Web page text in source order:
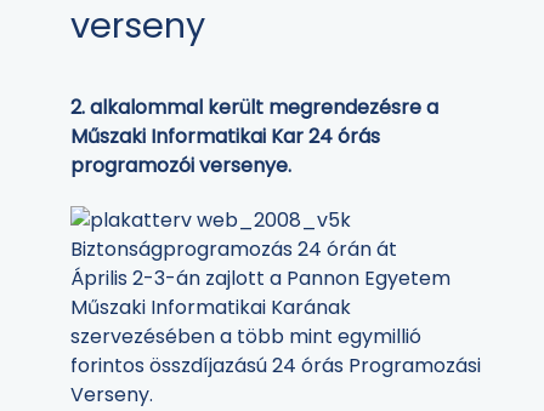
verseny
2. alkalommal került megrendezésre a
Műszaki Informatikai Kar 24 órás
programozói versenye.
Biztonságprogramozás 24 órán át
Április 2-3-án zajlott a Pannon Egyetem
Műszaki Informatikai Karának
szervezésében a több mint egymillió
forintos összdíjazású 24 órás Programozási
Verseny.